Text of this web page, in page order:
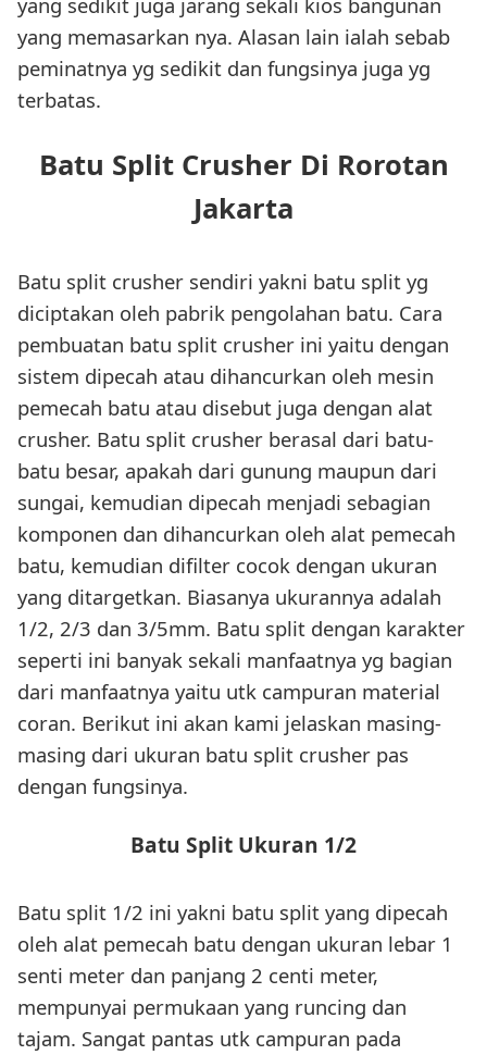
yang memasarkan nya. Alasan lain ialah sebab
peminatnya yg sedikit dan fungsinya juga yg
terbatas.
Batu Split Crusher Di Rorotan
Jakarta
Batu split crusher sendiri yakni batu split yg
diciptakan oleh pabrik pengolahan batu. Cara
pembuatan batu split crusher ini yaitu dengan
sistem dipecah atau dihancurkan oleh mesin
pemecah batu atau disebut juga dengan alat
crusher. Batu split crusher berasal dari batu-
batu besar, apakah dari gunung maupun dari
sungai, kemudian dipecah menjadi sebagian
komponen dan dihancurkan oleh alat pemecah
batu, kemudian difilter cocok dengan ukuran
yang ditargetkan. Biasanya ukurannya adalah
1/2, 2/3 dan 3/5mm. Batu split dengan karakter
seperti ini banyak sekali manfaatnya yg bagian
dari manfaatnya yaitu utk campuran material
coran. Berikut ini akan kami jelaskan masing-
masing dari ukuran batu split crusher pas
dengan fungsinya.
Batu Split Ukuran 1/2
Batu split 1/2 ini yakni batu split yang dipecah
oleh alat pemecah batu dengan ukuran lebar 1
senti meter dan panjang 2 centi meter,
mempunyai permukaan yang runcing dan
tajam. Sangat pantas utk campuran pada